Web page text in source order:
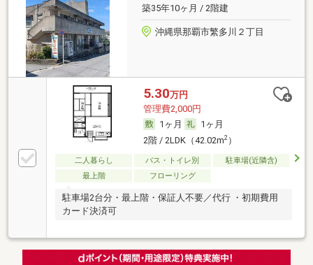
築35年10ヶ月 / 2階建
沖縄県那覇市繁多川２丁目
5.30万円
管理費2,000円
1ヶ月
1ヶ月
2階 / 2LDK（42.02m2）
二人暮らし バス・トイレ別
駐車場(近隣含)
最上階
フローリング
駐車場2台分・最上階・保証人不要／代行 ・初期費用
カード決済可